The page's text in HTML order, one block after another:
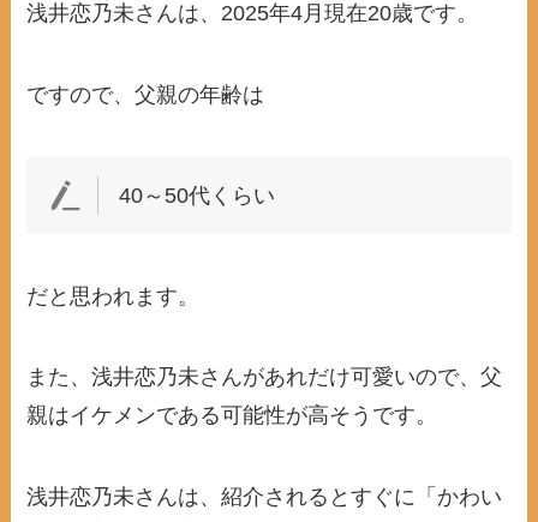
浅井恋乃未さんは、2025年4月現在20歳です。
ですので、父親の年齢は
40～50代くらい
だと思われます。
また、浅井恋乃未さんがあれだけ可愛いので、父
親はイケメンである可能性が高そうです。
浅井恋乃未さんは、紹介されるとすぐに「かわい